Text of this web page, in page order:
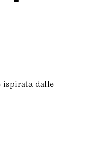
ispirata dalle